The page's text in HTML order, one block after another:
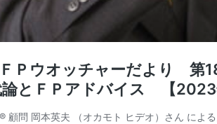
ＦＰウオッチャーだより 第
論とＦＰアドバイス 【
顧問 岡本英夫 （オカモト ヒデオ）さん によ